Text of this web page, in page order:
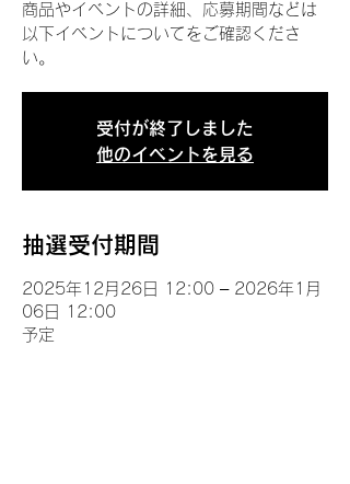
商品やイベントの詳細、応募期間などは
以下イベントについてをご確認くださ
い。
受付が終了しました
他のイベントを見る
抽選受付期間
2025年12月26日 12:00 – 2026年1月
06日 12:00
予定